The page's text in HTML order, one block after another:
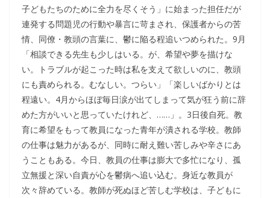
子どもたちのために全力を尽くそう」に始まった担任だが
連発する問題児の行動や暴言に苛まされ、保護者からの苦
情、同僚・教頭の言葉に、鬱に陥る程追いつめられた。9月
「相談できる先生も少しはいる。が、希望や夢を描けな
い。トラブルが起こった時は私を支えて欲しいのに、教頭
にも責められる。むなしい。つらい」「楽しいばかりとは
程遠い。4月からほぼ毎日涙が出てしまって気が狂う前に辞
めた方がいいと思っていたけれど、……」。3日後自死。教
育に希望をもって教員になった青年が潰される学校。教師
の仕事は魅力があるが、同時に耐え難い苦しみや辛さにあ
うこともある。今日、教員の仕事は膨大で多忙になり、孤
立無援と深い自責が心を鬱病へ追い込む。身近な教員が
次々辞めている。教師が死ぬほど苦しむ学校は、子どもに